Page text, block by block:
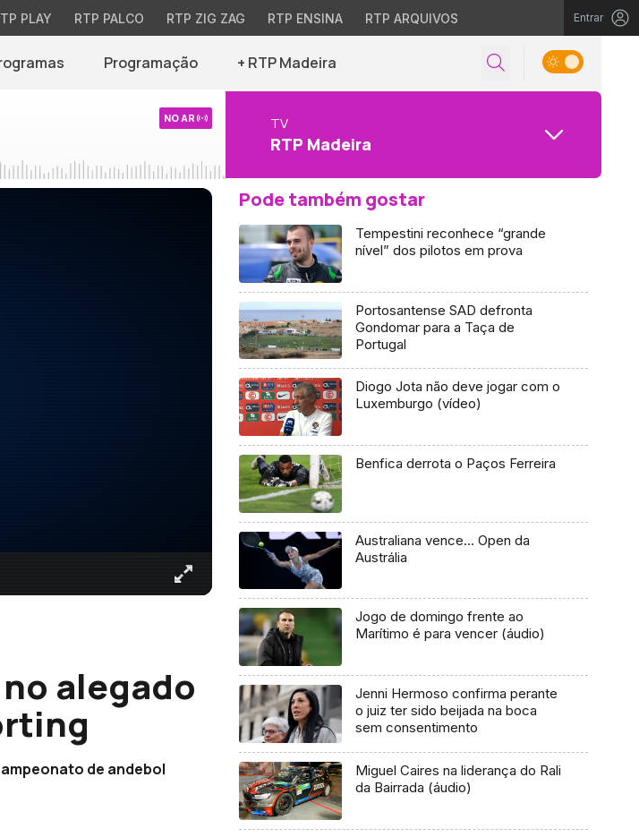
PLAY RTP PALCO RTP ZIG ZAG RTP ENSINA RTP ARQUIVOS Entrar
Programação + RTP Madeira
NO AR TV
RTP Madeira
alegado
de andebol
Pode também gostar
Tempestini reconhece “grande
nível” dos pilotos em prova
Portosantense SAD defronta
Gondomar para a Taça de
Portugal
Diogo Jota não deve jogar com o
Luxemburgo (vídeo)
Benfica derrota o Paços Ferreira
Australiana vence… Open da
Austrália
Jogo de domingo frente ao
Marítimo é para vencer (áudio)
Jenni Hermoso confirma perante
o juiz ter sido beijada na boca
sem consentimento
Miguel Caires na liderança do Rali
da Bairrada (áudio)